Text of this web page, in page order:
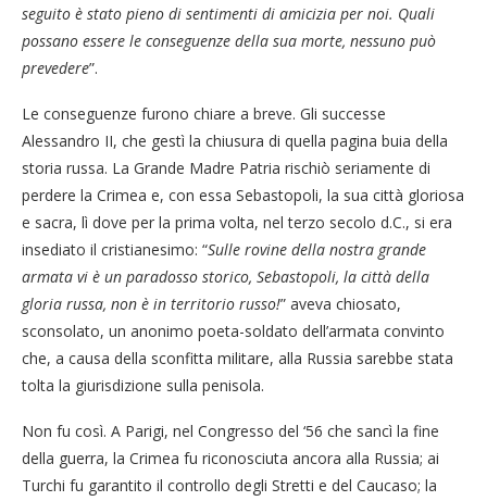
seguito è stato pieno di sentimenti di amicizia per noi. Quali
possano essere le conseguenze della sua morte, nessuno può
prevedere”.
Le conseguenze furono chiare a breve. Gli successe
Alessandro II, che gestì la chiusura di quella pagina buia della
storia russa. La Grande Madre Patria rischiò seriamente di
perdere la Crimea e, con essa Sebastopoli, la sua città gloriosa
e sacra, lì dove per la prima volta, nel terzo secolo d.C., si era
insediato il cristianesimo: “Sulle rovine della nostra grande
armata vi è un paradosso storico, Sebastopoli, la città della
gloria russa, non è in territorio russo!” aveva chiosato,
sconsolato, un anonimo poeta-soldato dell’armata convinto
che, a causa della sconfitta militare, alla Russia sarebbe stata
tolta la giurisdizione sulla penisola.
Non fu così. A Parigi, nel Congresso del ‘56 che sancì la fine
della guerra, la Crimea fu riconosciuta ancora alla Russia; ai
Turchi fu garantito il controllo degli Stretti e del Caucaso; la